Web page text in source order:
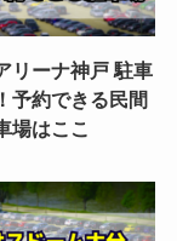
リーナ神戸 駐車
予約できる民間
場はここ